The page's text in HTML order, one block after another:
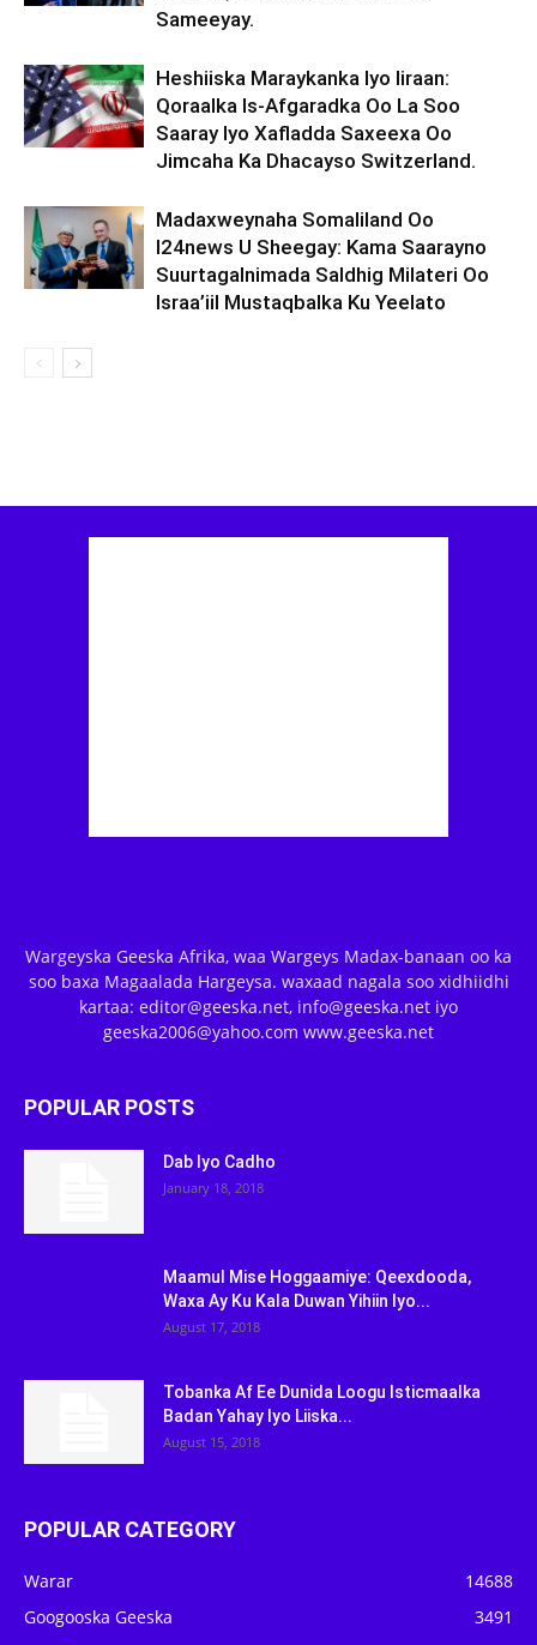
Sameeyay.
Heshiiska Maraykanka Iyo Iiraan:
Qoraalka Is-Afgaradka Oo La Soo
Saaray Iyo Xafladda Saxeexa Oo
Jimcaha Ka Dhacayso Switzerland.
Madaxweynaha Somaliland Oo
I24news U Sheegay: Kama Saarayno
Suurtagalnimada Saldhig Milateri Oo
Israa’iil Mustaqbalka Ku Yeelato
Wargeyska Geeska Afrika, waa Wargeys Madax-banaan oo ka
soo baxa Magaalada Hargeysa. waxaad nagala soo xidhiidhi
kartaa: editor@geeska.net, info@geeska.net iyo
geeska2006@yahoo.com www.geeska.net
POPULAR POSTS
Dab Iyo Cadho
January 18, 2018
Maamul Mise Hoggaamiye: Qeexdooda,
Waxa Ay Ku Kala Duwan Yihiin Iyo...
August 17, 2018
Tobanka Af Ee Dunida Loogu Isticmaalka
Badan Yahay Iyo Liiska...
August 15, 2018
POPULAR CATEGORY
Warar
14688
Googooska Geeska
3491